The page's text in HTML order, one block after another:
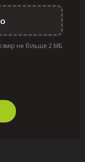
не більше 2 МБ